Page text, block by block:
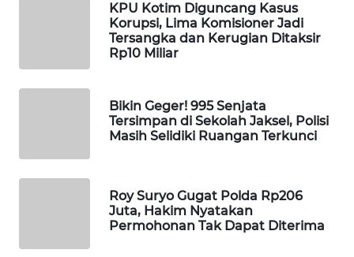
KPU Kotim Diguncang Kasus
Korupsi, Lima Komisioner Jadi
Tersangka dan Kerugian Ditaksir
Rp10 Miliar
Bikin Geger! 995 Senjata
Tersimpan di Sekolah Jaksel, Polisi
Masih Selidiki Ruangan Terkunci
Roy Suryo Gugat Polda Rp206
Juta, Hakim Nyatakan
Permohonan Tak Dapat Diterima
WAHANANEWS
NET
WAHANA